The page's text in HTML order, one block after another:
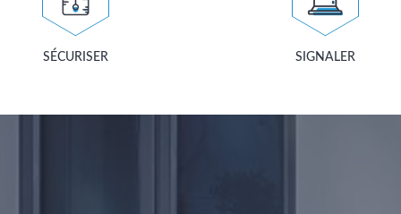
SÉCURISER SIGNALER